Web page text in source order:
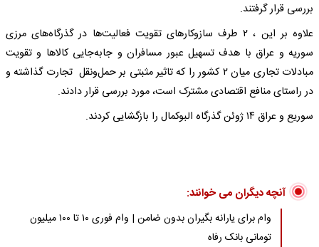
بررسی قرار گرفتند.
علاوه بر این ، ۲ طرف سازوکارهای تقویت فعالیت‌ها در گذرگاه‌های مرزی
سوریه و عراق با هدف تسهیل عبور مسافران و جابه‌جایی کالاها و تقویت
مبادلات تجاری میان ۲ کشور را که تاثیر مثبتی بر حمل‌ونقل تجارت گذاشته و
در راستای منافع اقتصادی مشترک است، مورد بررسی قرار دادند.
سوریع و عراق ۱۴ ژوئن گذرگاه البوکمال را بازگشایی کردند.
آنچه دیگران می خوانند:
وام برای یارانه بگیران بدون ضامن | وام فوری ۱۰ تا ۱۰۰ میلیون
تومانی بانک رفاه